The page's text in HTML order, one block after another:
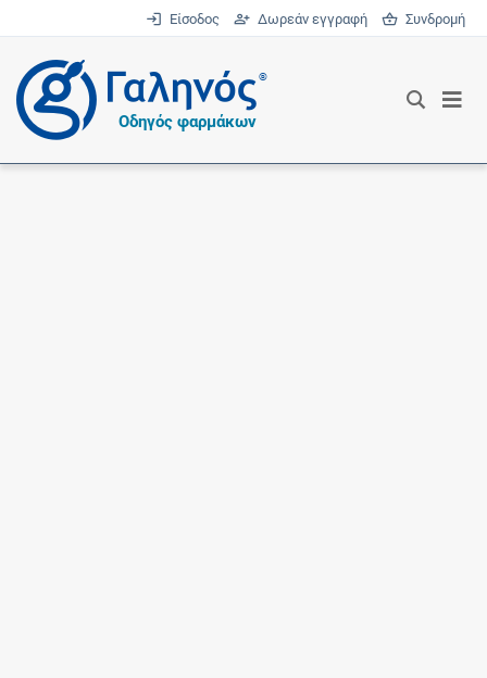
Είσοδος Δωρεάν εγγραφή Συνδρομή
®
Οδηγός φαρμάκων